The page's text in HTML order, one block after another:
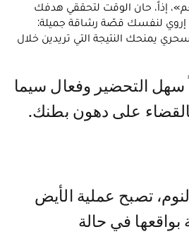
إذاً، حان الوقت لتحققي هدفك
إروي لنفسك قصّة رشاقة جميلة:
يمنحك النتيجة التي تريدين خلال
على دهون بطنك.
تصبح عملية الأيض
بواقعها في حالة